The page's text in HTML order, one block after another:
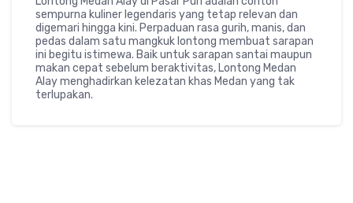
sempurna kuliner legendaris yang tetap relevan dan
digemari hingga kini. Perpaduan rasa gurih, manis, dan
pedas dalam satu mangkuk lontong membuat sarapan
ini begitu istimewa. Baik untuk sarapan santai maupun
makan cepat sebelum beraktivitas, Lontong Medan
Alay menghadirkan kelezatan khas Medan yang tak
terlupakan.